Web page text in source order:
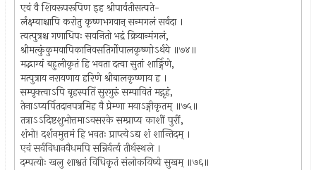
एवं वै शिवरूपरूपिण इह श्रीपार्वतीसत्पते-
र्लक्ष्म्याश्चापि करोतु कृष्णभगवान् सन्मगलं सर्वदा ।
त्वत्पुत्रश्च गणाधिपः सवनितो भद्रं क्रियान्मंगलं,
श्रीमत्कुंकुमवापिकानिवसतिर्गोपालकृष्णोऽर्थये ॥७४॥
मद्भाग्यं बहुलीकृतं हि भवता दत्वा सुतां शार्ङ्गिणे,
मत्पुत्राय नरायणाय हरिणे श्रीबालकृष्णाय ह ।
सम्पृक्त्वाऽपि बृहस्पतिं सुरगुरुं सम्पावितं मद्गृहं,
तेनाऽप्यर्पितदानपत्रमिह वै प्रेम्णा मयाऽङ्गीकृतम् ॥७५॥
तत्राऽऽदिष्टशुभोत्तमाऽवसरके सम्प्राप्य काशीं पुरीं,
शंभो! दर्शनमुत्तमं हि भवतः प्राप्त्येऽद्य शं शान्तिदम् ।
एवं सर्वविधानवैधमपि सन्निर्वर्त्य तीर्थस्थले ।
दम्पत्योः खलु शाश्वतं विधिकृतं संलोकयिष्ये सुखम् ॥७६॥